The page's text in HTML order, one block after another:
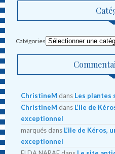
Catégories
ChristineM dans Les plantes
ChristineM dans L’ile de
exceptionnel
marqués dans L’ile de Kéros,
exceptionnel